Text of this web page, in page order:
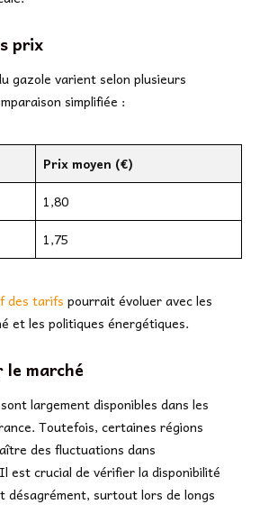
prix
gazole varient selon plusieurs
simplifiée :
Prix moyen (€)
1,80
1,75
des tarifs pourrait évoluer avec les
et les politiques énergétiques.
marché
largement disponibles dans les
Toutefois, certaines régions
des fluctuations dans
est crucial de vérifier la disponibilité
désagrément, surtout lors de longs